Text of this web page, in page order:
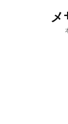
メ